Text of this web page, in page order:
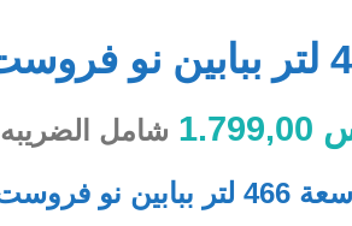
شامل الضريبه
ابيض :